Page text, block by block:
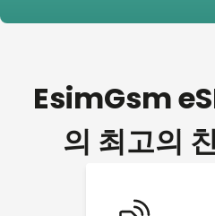
EsimGsm
의 최고의